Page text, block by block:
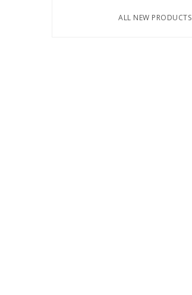
ALL NEW PRODUCTS